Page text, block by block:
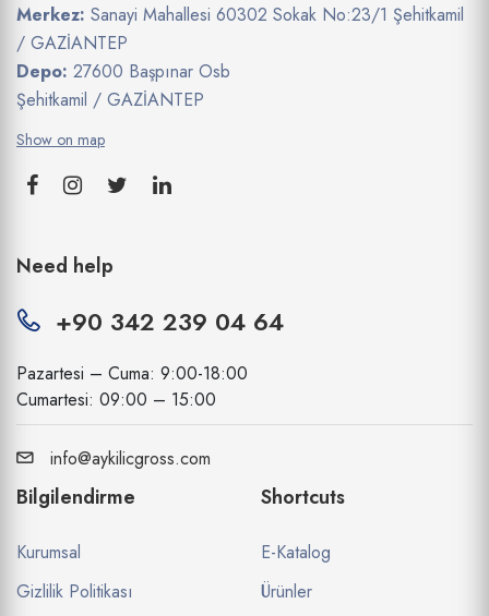
Merkez: Sanayi Mahallesi 60302 Sokak No:23/1 Şehitkamil
/ GAZİANTEP
Depo: 27600 Başpınar Osb
Şehitkamil / GAZİANTEP
Show on map
Need help
+90 342 239 04 64
Pazartesi – Cuma: 9:00-18:00
Cumartesi: 09:00 – 15:00
info@aykilicgross.com
Bilgilendirme
Kurumsal
Gizlilik Politikası
Shortcuts
E-Katalog
Ürünler